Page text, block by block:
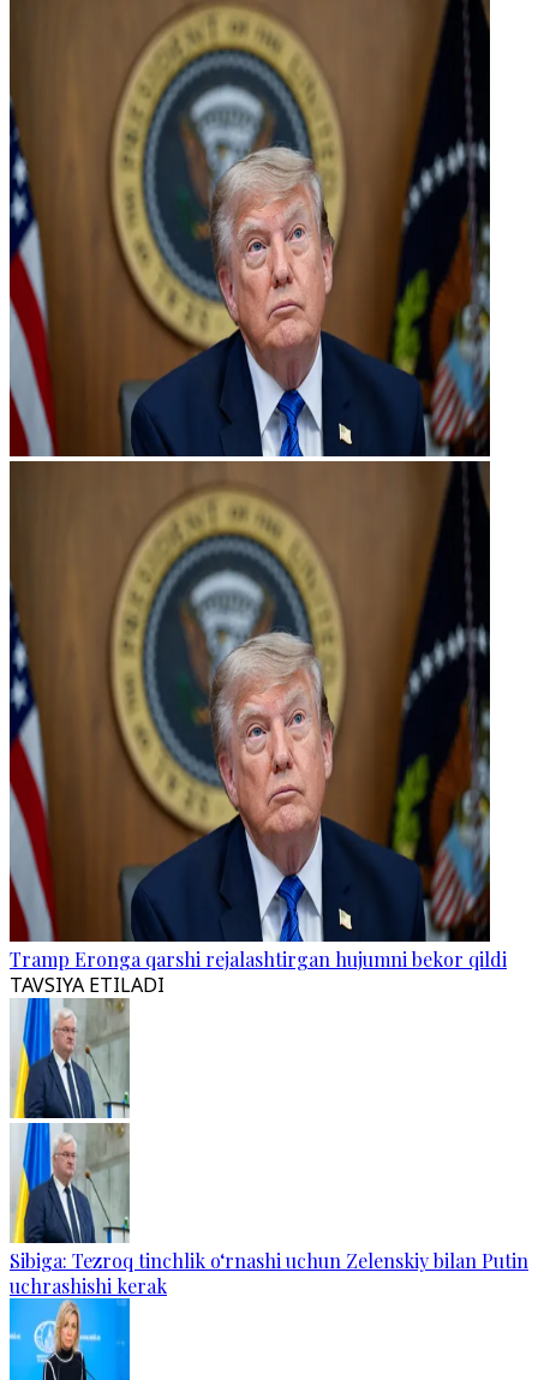
Tramp Eronga qarshi rejalashtirgan hujumni bekor qildi
TAVSIYA ETILADI
Sibiga: Tezroq tinchlik o‘rnashi uchun Zelenskiy bilan Putin
uchrashishi kerak